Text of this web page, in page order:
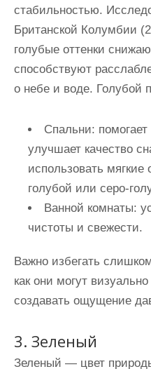
стабильностью.
Британской Колумбии
голубые оттенки
способствуют
о небе и воде. Голубой
Спальни:
улучшает качество
использовать мягкие
голубой или серо-
Ванной комнаты:
чистоты и свежести.
Важно избегать
как они могут
создавать ощущение
3. Зеленый
Зеленый — цвет